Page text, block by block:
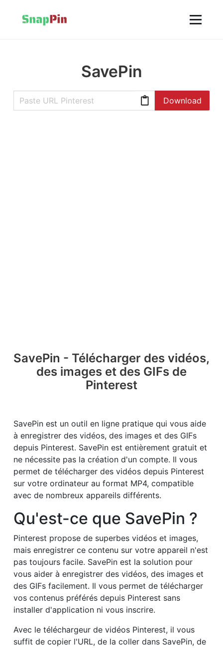
SavePin
Download
SavePin - Télécharger des vidéos,
des images et des GIFs de
Pinterest
SavePin est un outil en ligne pratique qui vous aide
à enregistrer des vidéos, des images et des GIFs
depuis Pinterest. SavePin est entièrement gratuit et
ne nécessite pas la création d'un compte. Il vous
permet de télécharger des vidéos depuis Pinterest
sur votre ordinateur au format MP4, compatible
avec de nombreux appareils différents.
Qu'est-ce que SavePin ?
Pinterest propose de superbes vidéos et images,
mais enregistrer ce contenu sur votre appareil n'est
pas toujours facile. SavePin est la solution pour
vous aider à enregistrer des vidéos, des images et
des GIFs facilement. Il vous permet de télécharger
vos contenus préférés depuis Pinterest sans
installer d'application ni vous inscrire.
Avec le téléchargeur de vidéos Pinterest, il vous
suffit de copier l'URL, de la coller dans SavePin, de